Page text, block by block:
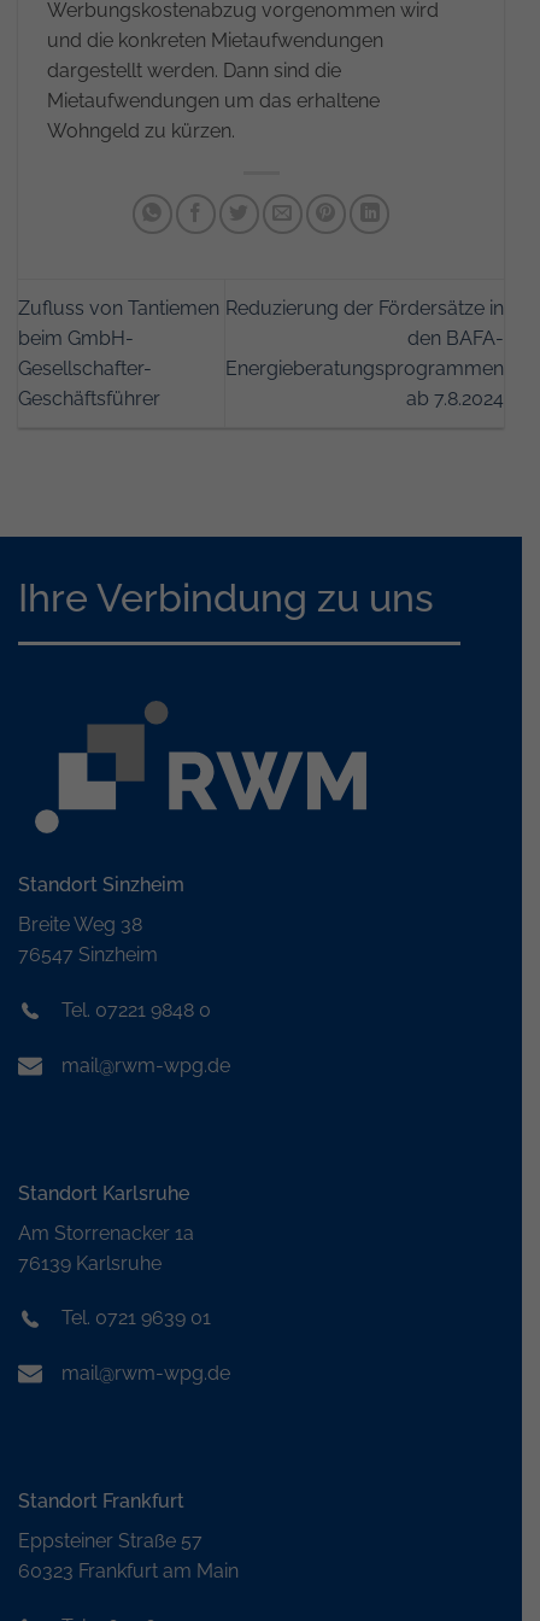
Werbungskostenabzug vorgenommen wird
und die konkreten Mietaufwendungen
dargestellt werden. Dann sind die
Mietaufwendungen um das erhaltene
Wohngeld zu kürzen.
Zufluss von Tantiemen
beim GmbH-
Gesellschafter-
Geschäftsführer
Reduzierung der Fördersätze in
den BAFA-
Energieberatungsprogrammen
ab 7.8.2024
Ihre Verbindung zu uns
Standort Sinzheim
Breite Weg 38
76547 Sinzheim
Tel. 07221 9848 0
mail@rwm-wpg.de
Standort Karlsruhe
Am Storrenacker 1a
76139 Karlsruhe
Tel. 0721 9639 01
mail@rwm-wpg.de
Standort Frankfurt
Eppsteiner Straße 57
60323 Frankfurt am Main